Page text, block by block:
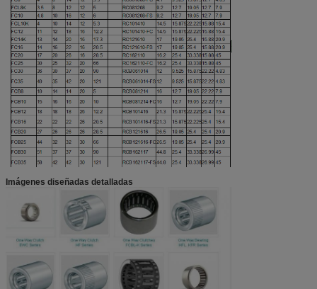
Imágenes diseñadas detalladas